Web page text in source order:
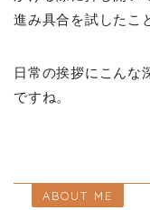
進み具合を試したこ
日常の挨拶にこんな
ですね。
ABOUT ME